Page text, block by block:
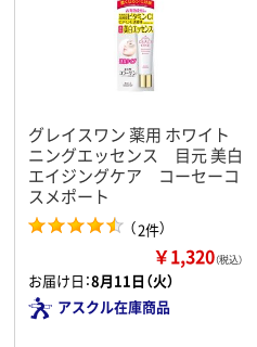
グレイスワン 薬用 ホワイト
ニングエッセンス 目元 美白
エイジングケア コーセーコ
スメポート
（2件）
￥1,320（税込）
お届け日：8月11日（火）
アスクル在庫商品